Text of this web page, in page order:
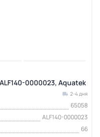
0000023, Aquatek
2-4 дня
65058
ALF140-0000023
66